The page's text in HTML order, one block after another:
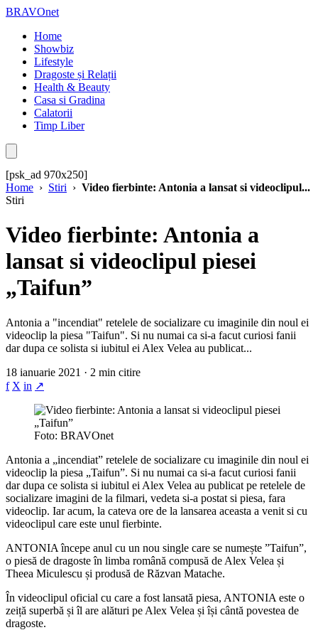
BRAVOnet
Home
Showbiz
Lifestyle
Dragoste și Relații
Health & Beauty
Casa si Gradina
Calatorii
Timp Liber
[psk_ad 970x250]
Home › Stiri › Video fierbinte: Antonia a lansat si videoclipul...
Stiri
Video fierbinte: Antonia a
lansat si videoclipul piesei
„Taifun”
Antonia a "incendiat" retelele de socializare cu imaginile din noul ei
videoclip la piesa "Taifun". Si nu numai ca si-a facut curiosi fanii
dar dupa ce solista si iubitul ei Alex Velea au publicat...
18 ianuarie 2021 · 2 min citire
f X in ↗
Foto: BRAVOnet
Antonia a „incendiat” retelele de socializare cu imaginile din noul ei
videoclip la piesa „Taifun”. Si nu numai ca si-a facut curiosi fanii
dar dupa ce solista si iubitul ei Alex Velea au publicat pe retelele de
socializare imagini de la filmari, vedeta si-a postat si piesa, fara
videoclip. Iar acum, la cateva ore de la lansarea aceasta a venit si cu
videoclipul care este unul fierbinte.
ANTONIA începe anul cu un nou single care se numește ”Taifun”,
o piesă de dragoste în limba română compusă de Alex Velea și
Theea Miculescu și produsă de Răzvan Matache.
În videoclipul oficial cu care a fost lansată piesa, ANTONIA este o
zeiță superbă și îl are alături pe Alex Velea și își cântă povestea de
dragoste.